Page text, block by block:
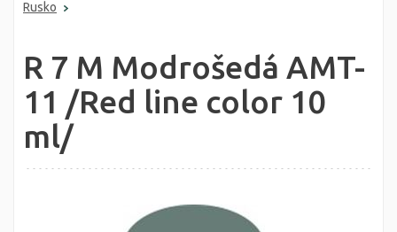
Rusko
R 7 M Modrošedá AMT-
11 /Red line color 10
ml/